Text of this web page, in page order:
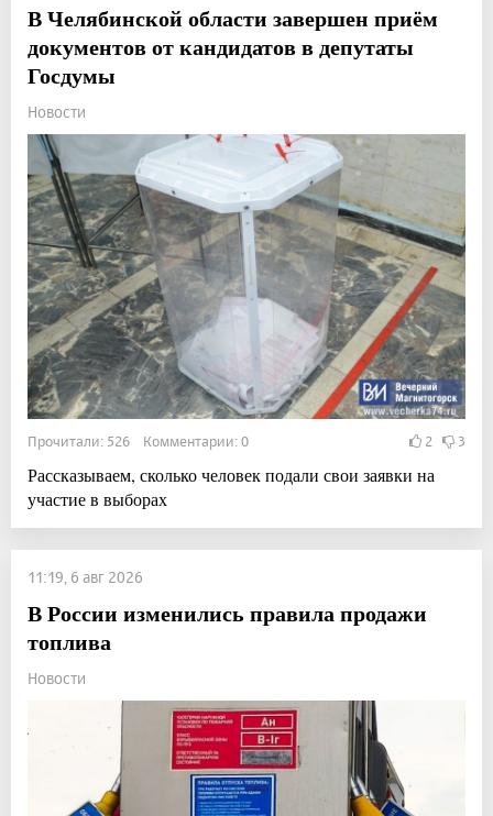
В Челябинской области завершен приём
документов от кандидатов в депутаты
Госдумы
Новости
Прочитали: 526 Комментарии: 0 2 3
Рассказываем, сколько человек подали свои заявки на
участие в выборах
11:19, 6 авг 2026
В России изменились правила продажи
топлива
Новости